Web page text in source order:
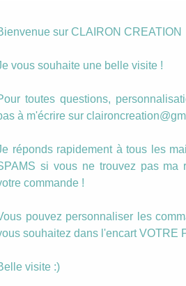
sur CLAIRON CREATION
vous souhaite une belle visite !
toutes questions,
à m'écrire sur
réponds rapidement à tous les
si vous ne trouvez pas ma
commande !
pouvez personnaliser les
souhaitez dans l'encart VOTRE
visite :)